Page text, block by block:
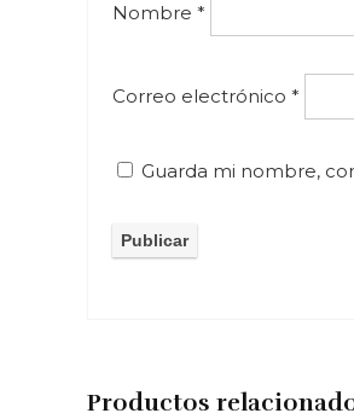
Nombre *
Correo electrónico *
Guarda mi nombre,
Productos